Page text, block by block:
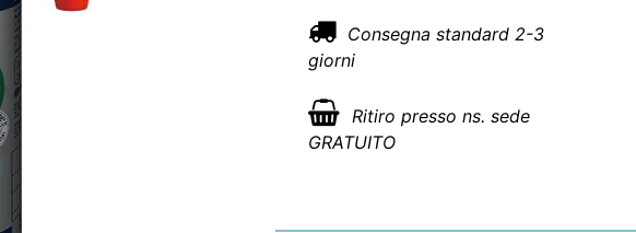
Consegna standard 2-3
giorni
Ritiro presso ns. sede
GRATUITO